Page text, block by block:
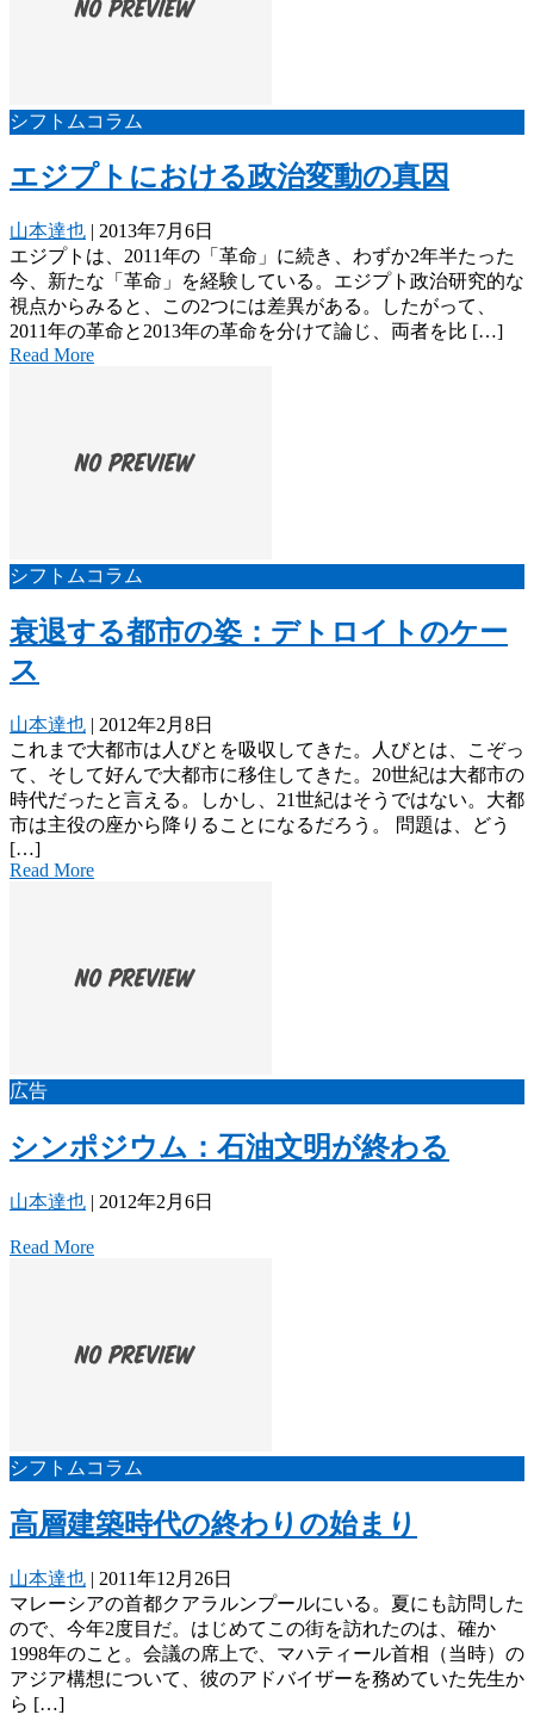
シフトムコラム
エジプトにおける政治変動の真因
山本達也 | 2013年7月6日
エジプトは、2011年の「革命」に続き、わずか2年半たった
今、新たな「革命」を経験している。エジプト政治研究的な
視点からみると、この2つには差異がある。したがって、
2011年の革命と2013年の革命を分けて論じ、両者を比 […]
Read More
シフトムコラム
衰退する都市の姿：デトロイトのケー
ス
山本達也 | 2012年2月8日
これまで大都市は人びとを吸収してきた。人びとは、こぞっ
て、そして好んで大都市に移住してきた。20世紀は大都市の
時代だったと言える。しかし、21世紀はそうではない。大都
市は主役の座から降りることになるだろう。 問題は、どう
[…]
Read More
広告
シンポジウム：石油文明が終わる
山本達也 | 2012年2月6日
Read More
シフトムコラム
高層建築時代の終わりの始まり
山本達也 | 2011年12月26日
マレーシアの首都クアラルンプールにいる。夏にも訪問した
ので、今年2度目だ。はじめてこの街を訪れたのは、確か
1998年のこと。会議の席上で、マハティール首相（当時）の
アジア構想について、彼のアドバイザーを務めていた先生か
ら […]